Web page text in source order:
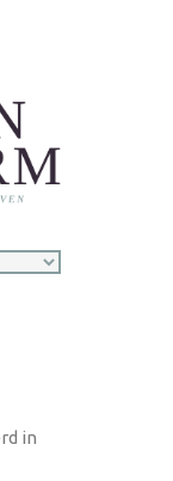
in